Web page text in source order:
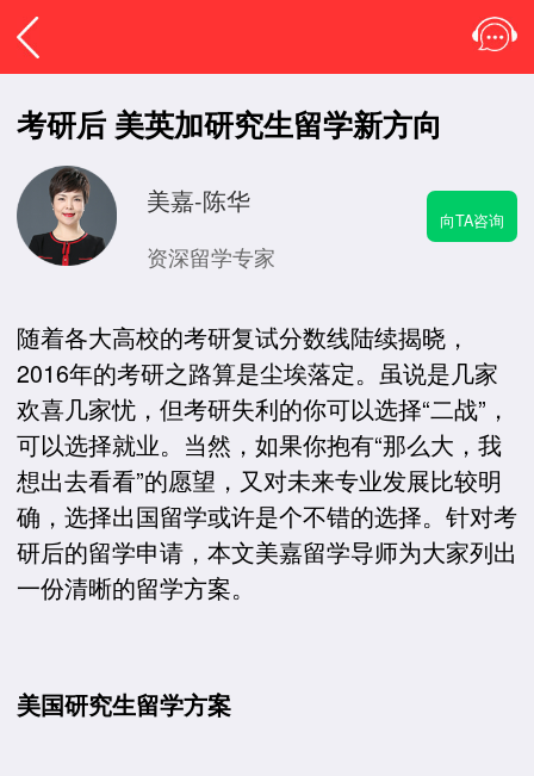
考研后 美英加研究生留学新方向
美嘉-陈华
资深留学专家
向TA咨询
随着各大高校的考研复试分数线陆续揭晓，
2016年的考研之路算是尘埃落定。虽说是几家
欢喜几家忧，但考研失利的你可以选择“二战”，
可以选择就业。当然，如果你抱有“那么大，我
想出去看看”的愿望，又对未来专业发展比较明
确，选择出国留学或许是个不错的选择。针对考
研后的留学申请，本文美嘉留学导师为大家列出
一份清晰的留学方案。
美国研究生留学方案